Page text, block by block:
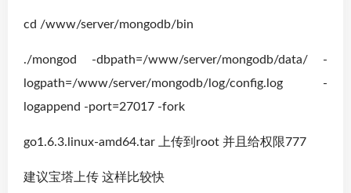
cd /www/server/mongodb/bin
./mongod -dbpath=/www/server/mongodb/data/ -
logpath=/www/server/mongodb/log/config.log -
logappend -port=27017 -fork
go1.6.3.linux-amd64.tar 上传到root 并且给权限777
建议宝塔上传 这样比较快